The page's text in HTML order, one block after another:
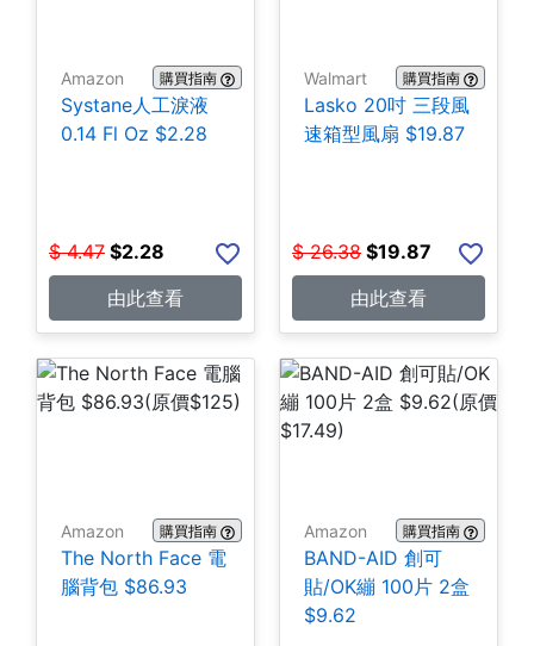
Amazon 購買指南
Systane人工淚液
0.14 Fl Oz $2.28
$ 4.47 $2.28
由此查看
Walmart 購買指南
Lasko 20吋 三段風
速箱型風扇 $19.87
$ 26.38 $19.87
由此查看
Amazon 購買指南
The North Face 電
腦背包 $86.93
Amazon 購買指南
BAND-AID 創可
貼/OK繃 100片 2盒
$9.62